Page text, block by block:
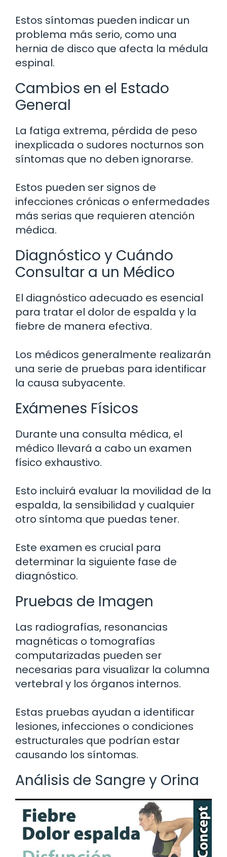
Estos síntomas pueden indicar un
problema más serio, como una
hernia de disco que afecta la médula
espinal.
Cambios en el Estado
General
La fatiga extrema, pérdida de peso
inexplicada o sudores nocturnos son
síntomas que no deben ignorarse.
Estos pueden ser signos de
infecciones crónicas o enfermedades
más serias que requieren atención
médica.
Diagnóstico y Cuándo
Consultar a un Médico
El diagnóstico adecuado es esencial
para tratar el dolor de espalda y la
fiebre de manera efectiva.
Los médicos generalmente realizarán
una serie de pruebas para identificar
la causa subyacente.
Exámenes Físicos
Durante una consulta médica, el
médico llevará a cabo un examen
físico exhaustivo.
Esto incluirá evaluar la movilidad de la
espalda, la sensibilidad y cualquier
otro síntoma que puedas tener.
Este examen es crucial para
determinar la siguiente fase de
diagnóstico.
Pruebas de Imagen
Las radiografías, resonancias
magnéticas o tomografías
computarizadas pueden ser
necesarias para visualizar la columna
vertebral y los órganos internos.
Estas pruebas ayudan a identificar
lesiones, infecciones o condiciones
estructurales que podrían estar
causando los síntomas.
Análisis de Sangre y Orina